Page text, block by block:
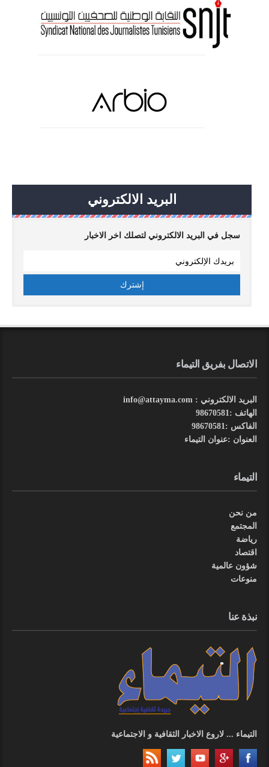
البريد الالكتروني
سجل في البريد الالكتروني لتصلك اخر الاخبار
الاتصال بفريق التيماء
البريد الالكتروني : info@attayma.com
الهاتف :98670581
الفاكس :98670581
العنوان :عنوان التيماء
التيماء
من نحن
المجتمع
رياضة
اقتصاد
شؤون عالمية
منوعات
نبذة عنا
التيماء ... لاروع الاخبار الثقافية و الاجتماعية